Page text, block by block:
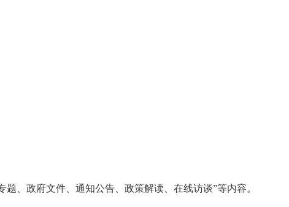
、政府文件、通知公告、政策解读、在线访谈”等内容。